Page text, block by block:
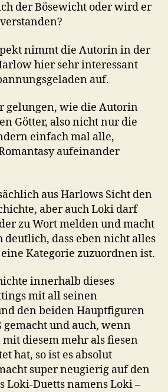
der Bösewicht oder wird er
nimmt die Autorin in der
hier sehr interessant
auf.
gelungen, wie die Autorin
Götter, also nicht nur die
einfach mal alle,
aufeinander
aus Harlows Sicht den
aber auch Loki darf
zu Wort melden und macht
dass eben nicht alles
Kategorie zuzuordnen ist.
innerhalb dieses
mit all seinen
den beiden Hauptfiguren
und auch, wenn
diesem mehr als fiesen
hat, so ist es absolut
super neugierig auf den
Loki-Duetts namens Loki –